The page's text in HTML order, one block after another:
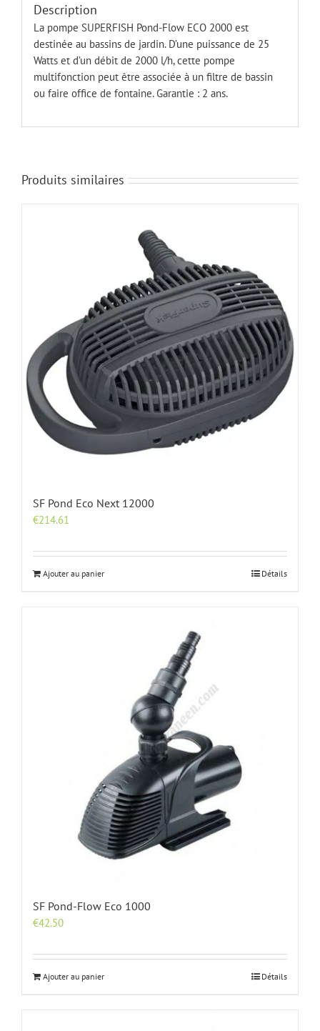
Description
La pompe SUPERFISH Pond-Flow ECO 2000 est
destinée au bassins de jardin. D’une puissance de 25
Watts et d’un débit de 2000 l/h, cette pompe
multifonction peut être associée à un filtre de bassin
ou faire office de fontaine. Garantie : 2 ans.
Produits similaires
SF Pond Eco Next 12000
€214.61
Ajouter au panier Détails
SF Pond-Flow Eco 1000
€42.50
Ajouter au panier Détails